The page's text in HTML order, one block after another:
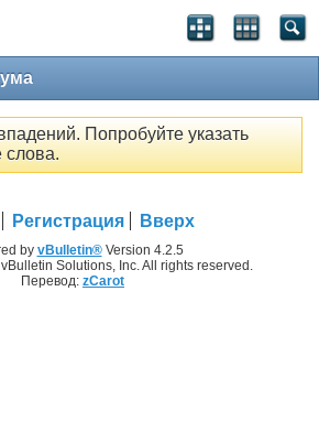
Попробуйте указать
слова.
Регистрация Вверх
by vBulletin®Version 4.2.5
Solutions, Inc. All rights reserved.
Перевод: zCarot